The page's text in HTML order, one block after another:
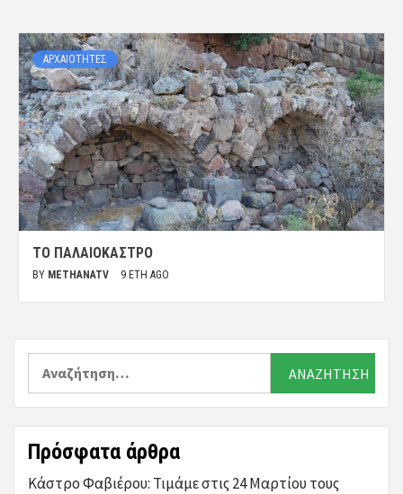
ΑΡΧΑΙΟΤΗΤΕΣ
ΤΟ ΠΑΛΑΙΌΚΑΣΤΡΟ
BY METHANATV 9 ΈΤΗ AGO
Αναζήτηση
Πρόσφατα άρθρα
Κάστρο Φαβιέρου: Τιμάμε στις 24 Μαρτίου τους